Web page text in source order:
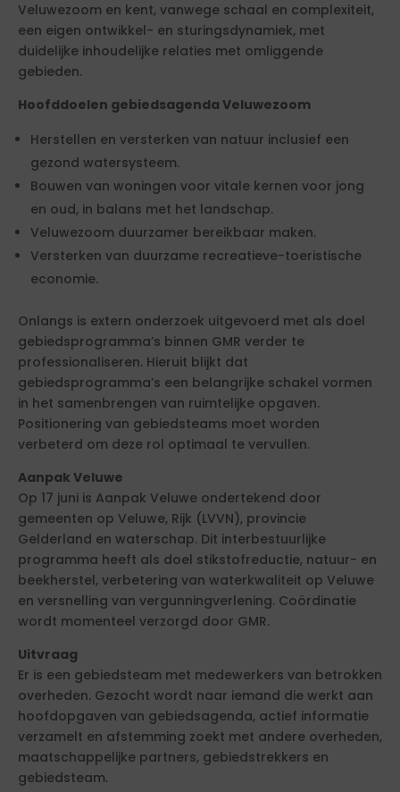
Veluwezoom en kent, vanwege schaal en complexiteit,
een eigen ontwikkel- en sturingsdynamiek, met
duidelijke inhoudelijke relaties met omliggende
gebieden.
Hoofddoelen gebiedsagenda Veluwezoom
Herstellen en versterken van natuur inclusief een
gezond watersysteem.
Bouwen van woningen voor vitale kernen voor jong
en oud, in balans met het landschap.
Veluwezoom duurzamer bereikbaar maken.
Versterken van duurzame recreatieve-toeristische
economie.
Onlangs is extern onderzoek uitgevoerd met als doel
gebiedsprogramma’s binnen GMR verder te
professionaliseren. Hieruit blijkt dat
gebiedsprogramma’s een belangrijke schakel vormen
in het samenbrengen van ruimtelijke opgaven.
Positionering van gebiedsteams moet worden
verbeterd om deze rol optimaal te vervullen.
Aanpak Veluwe
Op 17 juni is Aanpak Veluwe ondertekend door
gemeenten op Veluwe, Rijk (LVVN), provincie
Gelderland en waterschap. Dit interbestuurlijke
programma heeft als doel stikstofreductie, natuur- en
beekherstel, verbetering van waterkwaliteit op Veluwe
en versnelling van vergunningverlening. Coördinatie
wordt momenteel verzorgd door GMR.
Uitvraag
Er is een gebiedsteam met medewerkers van betrokken
overheden. Gezocht wordt naar iemand die werkt aan
hoofdopgaven van gebiedsagenda, actief informatie
verzamelt en afstemming zoekt met andere overheden,
maatschappelijke partners, gebiedstrekkers en
gebiedsteam.